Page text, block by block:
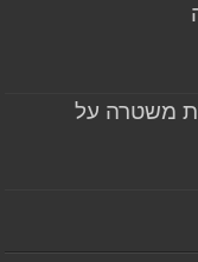
משטרה על